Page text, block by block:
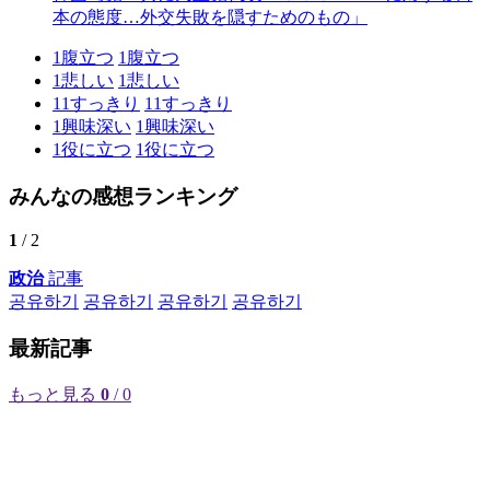
本の態度…外交失敗を隠すためのもの」
1 腹立つ 1 腹立つ
1悲しい 1悲しい
11すっきり 11すっきり
1興味深い 1興味深い
1役に立つ 1役に立つ
みんなの感想ランキング
1 / 2
政治記事
공유하기
공유하기 공유하기 공유하기
最新記事
もっと見る 0 / 0